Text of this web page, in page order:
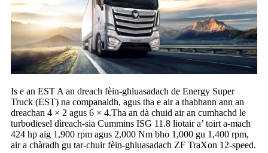
Is e an EST A an dreach fèin-ghluasadach de Energy Super
Truck (EST) na companaidh, agus tha e air a thabhann ann an
dreachan 4 × 2 agus 6 × 4.Tha an dà chuid air an cumhachd le
turbodiesel dìreach-sia Cummins ISG 11.8 liotair a’ toirt a-mach
424 hp aig 1,900 rpm agus 2,000 Nm bho 1,000 gu 1,400 rpm,
air a chàradh gu tar-chuir fèin-ghluasadach ZF TraXon 12-speed.